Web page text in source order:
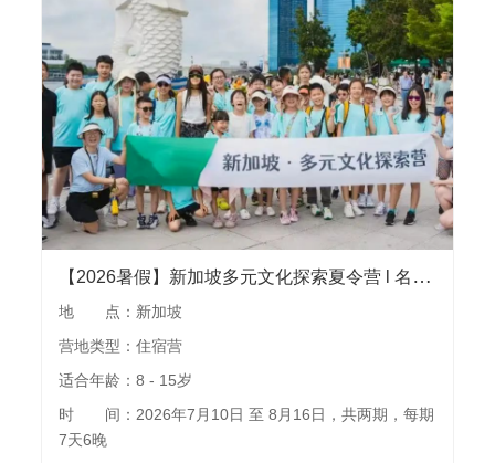
【2026暑假】新加坡多元文化探索夏令营 l 名校人工智能课程，国家博物馆、科学馆、植物园、鱼尾狮等景点，畅玩环球影城
地 点：新加坡
营地类型：住宿营
适合年龄：8 - 15岁
时 间：2026年7月10日 至 8月16日，共两期，每期
7天6晚